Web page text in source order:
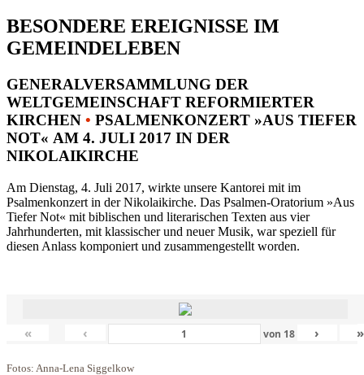
BESONDERE EREIGNISSE IM
GEMEINDELEBEN
GENERALVERSAMMLUNG DER
WELTGEMEINSCHAFT REFORMIERTER
KIRCHEN • PSALMENKONZERT »AUS TIEFER
NOT« AM 4. JULI 2017 IN DER
NIKOLAIKIRCHE
Am Dienstag, 4. Juli 2017, wirkte unsere Kantorei mit im
Psalmenkonzert in der Nikolaikirche. Das Psalmen-Oratorium »Aus
Tiefer Not« mit biblischen und literarischen Texten aus vier
Jahrhunderten, mit klassischer und neuer Musik, war speziell für
diesen Anlass komponiert und zusammengestellt worden.
« ‹ von 18 › »
Fotos: Anna-Lena Siggelkow